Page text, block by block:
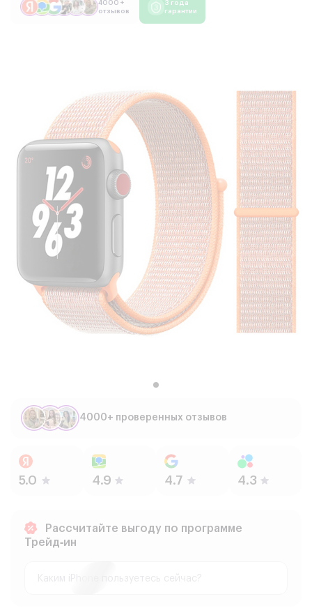
4000 +
отзывов
3 года
гарантии
4000+ проверенных отзывов
Рассчитайте выгоду по программе
Трейд‑ин